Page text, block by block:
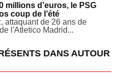
millions d’euros, le PSG
coup de l’été
attaquant de 26 ans de
l'Atletico Madrid...
DANS AUTOUR